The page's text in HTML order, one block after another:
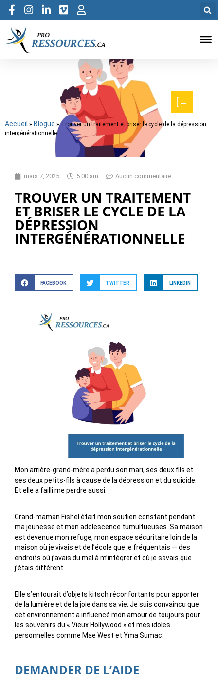
[←
Accueil » Blogue »Trouver un traitement et briser le cycle de la dépression
intergénérationnelle
mars 7, 2025 5:00 am Aucun commentaire
TROUVER UN TRAITEMENT
ET BRISER LE CYCLE DE LA
DÉPRESSION
INTERGÉNÉRATIONNELLE
FACEBOOK TWITTER LINKEDIN
Mon arrière-grand-mère a perdu son mari, ses deux fils et
ses deux petits-fils à cause de la dépression et du suicide.
Et elle a failli me perdre aussi.
Grand-maman Fishel était mon soutien constant pendant
ma jeunesse et mon adolescence tumultueuses. Sa maison
est devenue mon refuge, mon espace sécuritaire loin de la
maison où je vivais et de l’école que je fréquentais — des
endroits où j’avais du mal à m’intégrer et où je savais que
j’étais différent.
Elle s’entourait d’objets kitsch réconfortants pour apporter
de la lumière et de la joie dans sa vie. Je suis convaincu que
cet environnement a influencé mon amour de toujours pour
les souvenirs du « Vieux Hollywood » et mes idoles
personnelles comme Mae West et Yma Sumac.
DEMANDER DE L’AIDE